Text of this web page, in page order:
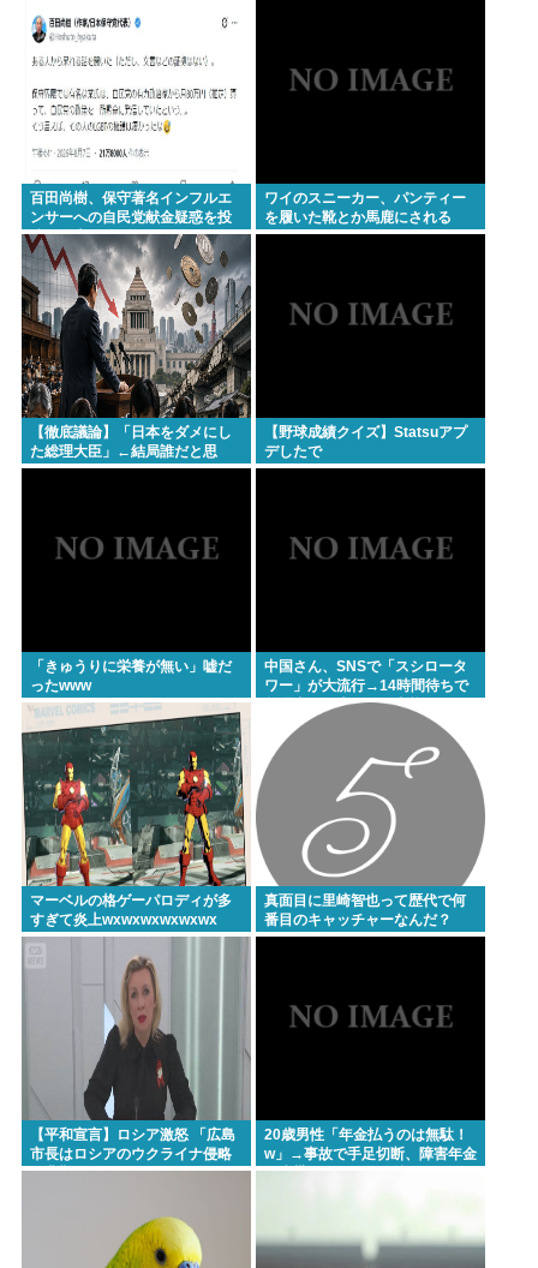
転勝利
百田尚樹、保守著名インフルエ
ンサーへの自民党献金疑惑を投
稿し炎上
ワイのスニーカー、パンティー
を履いた靴とか馬鹿にされる
【徹底議論】「日本をダメにし
た総理大臣」←結局誰だと思
う？
【野球成績クイズ】Statsuアプ
デしたで
「きゅうりに栄養が無い」嘘だ
ったwww
中国さん、SNSで「スシロータ
ワー」が大流行→14時間待ちで
整理券が転売される事態に…
マーベルの格ゲーパロディが多
すぎて炎上wxwxwxwxwxwx
真面目に里崎智也って歴代で何
番目のキャッチャーなんだ？
【平和宣言】ロシア激怒 「広島
市長はロシアのウクライナ侵略
を非難した」
20歳男性「年金払うのは無駄！
w」→事故で手足切断、障害年金
一生貰えないと知り泣く